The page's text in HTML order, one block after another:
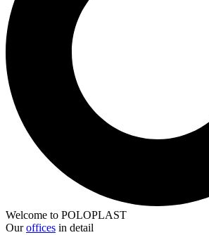
Welcome to POLOPLAST
Ouroffices in detail